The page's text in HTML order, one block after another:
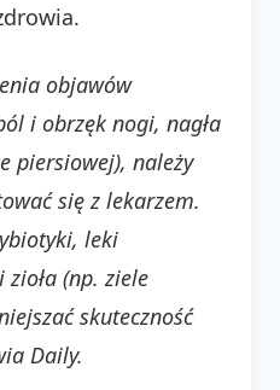
objawów
i obrzęk nogi, nagła
piersiowej), należy
się z lekarzem.
leki
(np. ziele
skuteczność
Daily.